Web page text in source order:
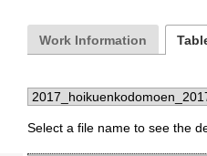
Work Information
Select a file name to see the